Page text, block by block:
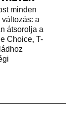
minden
a
átsorolja a
Choice, T-